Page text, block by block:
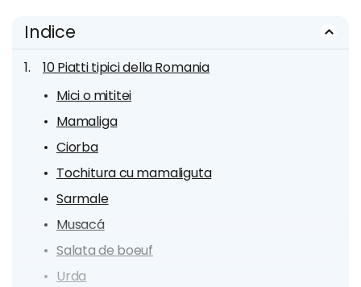
Indice
10 Piatti tipici della Romania
Mici o mititei
Mamaliga
Ciorba
Tochitura cu mamaliguta
Sarmale
Musacá
Salata de boeuf
Urda